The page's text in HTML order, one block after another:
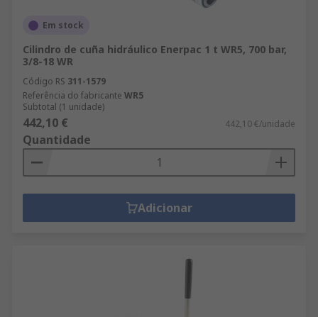
Em stock
Cilindro de cuña hidráulico Enerpac 1 t WR5, 700 bar,
3/8-18 WR
Código RS 311-1579
Referência do fabricante WR5
Subtotal (1 unidade)
442,10 € 442,10 €/unidade
Quantidade
Adicionar